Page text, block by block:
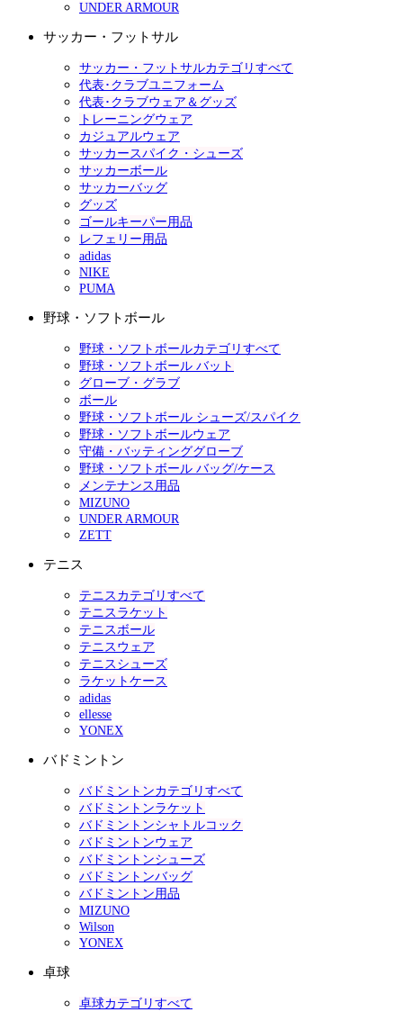
UNDER ARMOUR
サッカー・フットサル
サッカー・フットサルカテゴリすべて
代表･クラブユニフォーム
代表･クラブウェア＆グッズ
トレーニングウェア
カジュアルウェア
サッカースパイク・シューズ
サッカーボール
サッカーバッグ
グッズ
ゴールキーパー用品
レフェリー用品
adidas
NIKE
PUMA
野球・ソフトボール
野球・ソフトボールカテゴリすべて
野球・ソフトボール バット
グローブ・グラブ
ボール
野球・ソフトボール シューズ/スパイク
野球・ソフトボールウェア
守備・バッティンググローブ
野球・ソフトボール バッグ/ケース
メンテナンス用品
MIZUNO
UNDER ARMOUR
ZETT
テニス
テニスカテゴリすべて
テニスラケット
テニスボール
テニスウェア
テニスシューズ
ラケットケース
adidas
ellesse
YONEX
バドミントン
バドミントンカテゴリすべて
バドミントンラケット
バドミントンシャトルコック
バドミントンウェア
バドミントンシューズ
バドミントンバッグ
バドミントン用品
MIZUNO
Wilson
YONEX
卓球
卓球カテゴリすべて